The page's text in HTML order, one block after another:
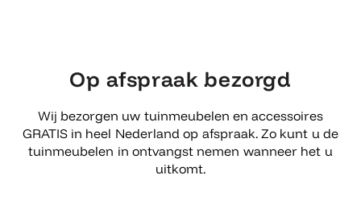
Op afspraak bezorgd
Wij bezorgen uw tuinmeubelen en accessoires
GRATIS in heel Nederland op afspraak. Zo kunt u de
tuinmeubelen in ontvangst nemen wanneer het u
uitkomt.